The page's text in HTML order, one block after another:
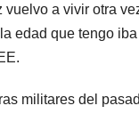
vuelvo a vivir otra
edad que tengo
militares del